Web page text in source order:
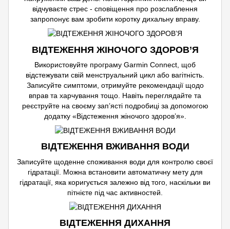
відчуваєте стрес - сповіщення про розслаблення
запропонує вам зробити коротку дихальну вправу.
ВІДТЕЖЕННЯ ЖІНОЧОГО ЗДОРОВ’Я
Використовуйте програму Garmin Connect, щоб
відстежувати свій менструальний цикл або вагітність.
Записуйте симптоми, отримуйте рекомендації щодо
вправ та харчування тощо. Навіть переглядайте та
реєструйте на своєму зап’ясті подробиці за допомогою
додатку «Відстеження жіночого здоров’я».
ВІДТЕЖЕННЯ ВЖИВАННЯ ВОДИ
Записуйте щоденне споживання води для контролю своєї
гідратації. Можна встановити автоматичну мету для
гідратації, яка коригується залежно від того, наскільки ви
пітнієте під час активностей.
ВІДТЕЖЕННЯ ДИХАННЯ